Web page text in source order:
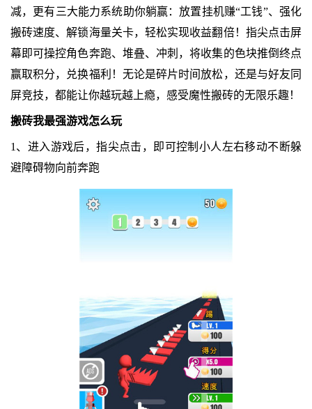
减，更有三大能力系统助你躺赢：放置挂机赚“工钱”、强化
搬砖速度、解锁海量关卡，轻松实现收益翻倍！指尖点击屏
幕即可操控角色奔跑、堆叠、冲刺，将收集的色块推倒终点
赢取积分，兑换福利！无论是碎片时间放松，还是与好友同
屏竞技，都能让你越玩越上瘾，感受魔性搬砖的无限乐趣！
搬砖我最强游戏怎么玩
1、进入游戏后，指尖点击，即可控制小人左右移动不断躲
避障碍物向前奔跑